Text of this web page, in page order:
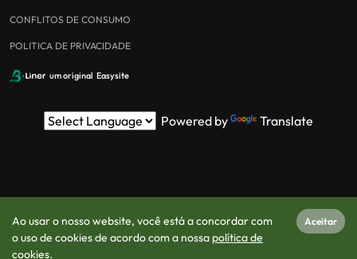
CONFLITOS DE CONSUMO
POLITICA DE PRIVACIDADE
um original Easysite
Powered by Translate
Ao usar o nosso website, você está a concordar com
o uso de cookies de acordo com a nossa política de
cookies.
Aceitar